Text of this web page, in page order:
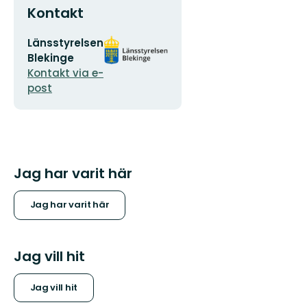
Kontakt
E-
postadress
Länsstyrelsen
Blekinge
Kontakt via e-
post
Organisationens
logotyp
Jag har varit här
Jag har varit här
Jag vill hit
Jag vill hit